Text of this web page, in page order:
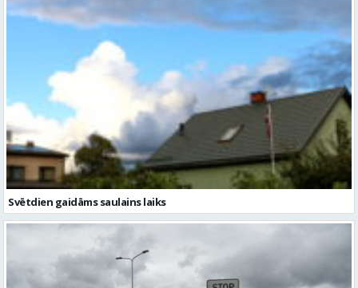
Svētdien gaidāms saulains laiks